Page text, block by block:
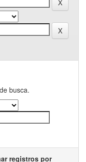
busca.
registros por